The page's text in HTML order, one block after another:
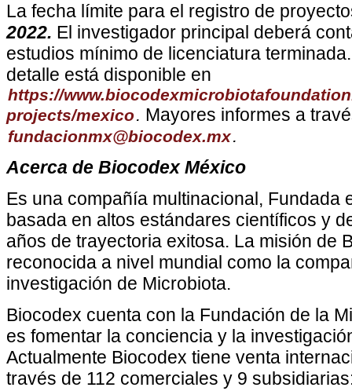
La fecha límite para el registro de
2022. El investigador principal deberá
estudios mínimo de licenciatura
detalle está disponible en
https://
projects/mexico. Mayores informes a
fundacionmx@biocodex.mx.
Acerca de Biocodex México
Es una compañía multinacional, Fundada
basada en altos estándares científicos y
años de trayectoria exitosa. La misión de
reconocida a nivel mundial como la
investigación de Microbiota.
Biocodex cuenta con la Fundación de la
es fomentar la conciencia y la
Actualmente Biocodex tiene venta
través de 112 comerciales y 9